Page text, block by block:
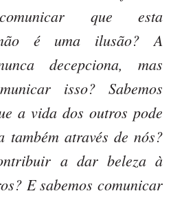
que esta
é uma ilusão? A
decepciona, mas
isso? Sabemos
a vida dos outros pode
também através de nós?
a dar beleza à
E sabemos comunicar